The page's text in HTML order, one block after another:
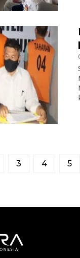
3 4 5